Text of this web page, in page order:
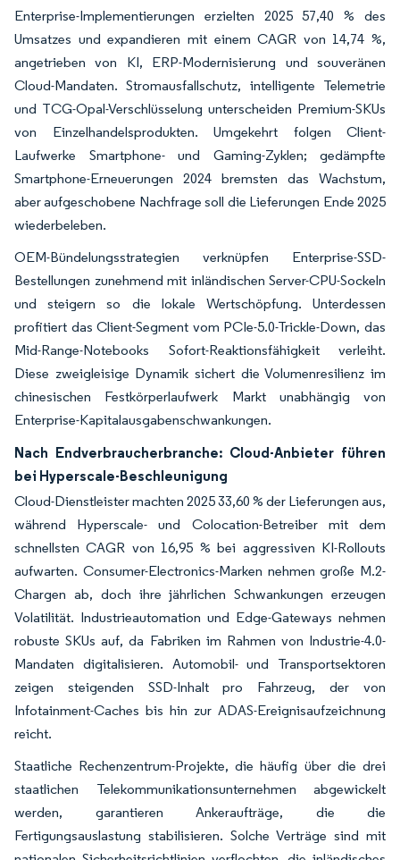
Enterprise-Implementierungen erzielten 2025 57,40 % des
Umsatzes und expandieren mit einem CAGR von 14,74 %,
angetrieben von KI, ERP-Modernisierung und souveränen
Cloud-Mandaten. Stromausfallschutz, intelligente Telemetrie
und TCG-Opal-Verschlüsselung unterscheiden Premium-SKUs
von Einzelhandelsprodukten. Umgekehrt folgen Client-
Laufwerke Smartphone- und Gaming-Zyklen; gedämpfte
Smartphone-Erneuerungen 2024 bremsten das Wachstum,
aber aufgeschobene Nachfrage soll die Lieferungen Ende 2025
wiederbeleben.
OEM-Bündelungsstrategien verknüpfen Enterprise-SSD-
Bestellungen zunehmend mit inländischen Server-CPU-Sockeln
und steigern so die lokale Wertschöpfung. Unterdessen
profitiert das Client-Segment vom PCIe-5.0-Trickle-Down, das
Mid-Range-Notebooks Sofort-Reaktionsfähigkeit verleiht.
Diese zweigleisige Dynamik sichert die Volumenresilienz im
chinesischen Festkörperlaufwerk Markt unabhängig von
Enterprise-Kapitalausgabenschwankungen.
Nach Endverbraucherbranche: Cloud-Anbieter führen
bei Hyperscale-Beschleunigung
Cloud-Dienstleister machten 2025 33,60 % der Lieferungen aus,
während Hyperscale- und Colocation-Betreiber mit dem
schnellsten CAGR von 16,95 % bei aggressiven KI-Rollouts
aufwarten. Consumer-Electronics-Marken nehmen große M.2-
Chargen ab, doch ihre jährlichen Schwankungen erzeugen
Volatilität. Industrieautomation und Edge-Gateways nehmen
robuste SKUs auf, da Fabriken im Rahmen von Industrie-4.0-
Mandaten digitalisieren. Automobil- und Transportsektoren
zeigen steigenden SSD-Inhalt pro Fahrzeug, der von
Infotainment-Caches bis hin zur ADAS-Ereignisaufzeichnung
reicht.
Staatliche Rechenzentrum-Projekte, die häufig über die drei
staatlichen Telekommunikationsunternehmen abgewickelt
werden, garantieren Ankeraufträge, die die
Fertigungsauslastung stabilisieren. Solche Verträge sind mit